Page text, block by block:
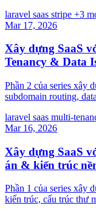
laravel saas stripe +3
Mar 17, 2026
Xây dựng SaaS
Tenancy & Data
Phần 2 của series xây
subdomain routing,
laravel saas multi-
Mar 16, 2026
Xây dựng SaaS
án & kiến trúc
Phần 1 của series xây
kiến trúc, cấu trúc thư